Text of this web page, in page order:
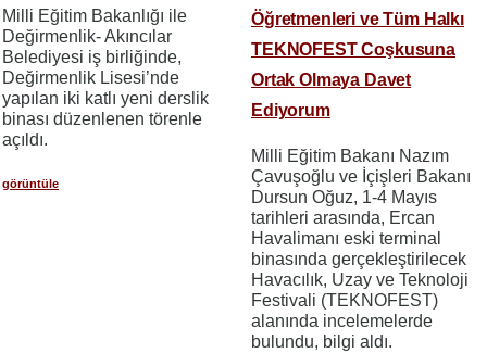
Milli Eğitim Bakanlığı ile
Değirmenlik- Akıncılar
Belediyesi iş birliğinde,
Değirmenlik Lisesi’nde
yapılan iki katlı yeni derslik
binası düzenlenen törenle
açıldı.
görüntüle
Öğretmenleri ve Tüm Halkı
TEKNOFEST Coşkusuna
Ortak Olmaya Davet
Ediyorum
Milli Eğitim Bakanı Nazım
Çavuşoğlu ve İçişleri Bakanı
Dursun Oğuz, 1-4 Mayıs
tarihleri arasında, Ercan
Havalimanı eski terminal
binasında gerçekleştirilecek
Havacılık, Uzay ve Teknoloji
Festivali (TEKNOFEST)
alanında incelemelerde
bulundu, bilgi aldı.